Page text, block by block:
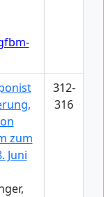
zum
Juni
312-
316